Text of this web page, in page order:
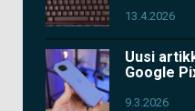
13.4.2026
Uusi
Google
9.3.2026